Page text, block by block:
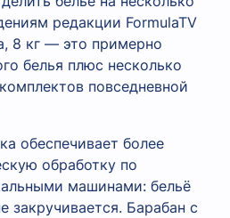
редакции FormulaTV
8 кг — это примерно
белья плюс несколько
повседневной
обеспечивает более
обработку по
машинами: бельё
закручивается. Барабан с